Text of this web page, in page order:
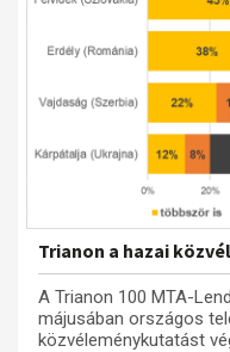
Trianon a hazai
A Trianon 100 MTA-
májusában országos
közvéleménykutatást